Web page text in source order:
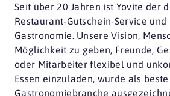
Seit über 20 Jahren ist Yovite der
Restaurant-Gutschein-Service
Gastronomie. Unsere Vision,
Möglichkeit zu geben, Freunde,
oder Mitarbeiter flexibel und
Essen einzuladen, wurde als
Gastronomiebranche